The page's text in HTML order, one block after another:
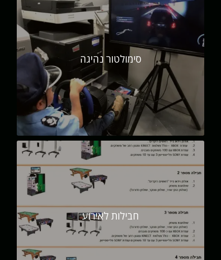
סימולטור נהיגה
חבילות לאירוע